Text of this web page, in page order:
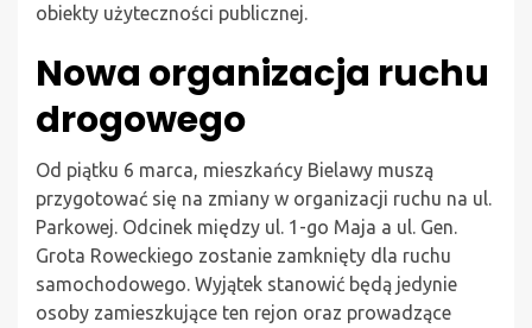
obiekty użyteczności publicznej.
Nowa organizacja ruchu
drogowego
Od piątku 6 marca, mieszkańcy Bielawy muszą
przygotować się na zmiany w organizacji ruchu na ul.
Parkowej. Odcinek między ul. 1-go Maja a ul. Gen.
Grota Roweckiego zostanie zamknięty dla ruchu
samochodowego. Wyjątek stanowić będą jedynie
osoby zamieszkujące ten rejon oraz prowadzące